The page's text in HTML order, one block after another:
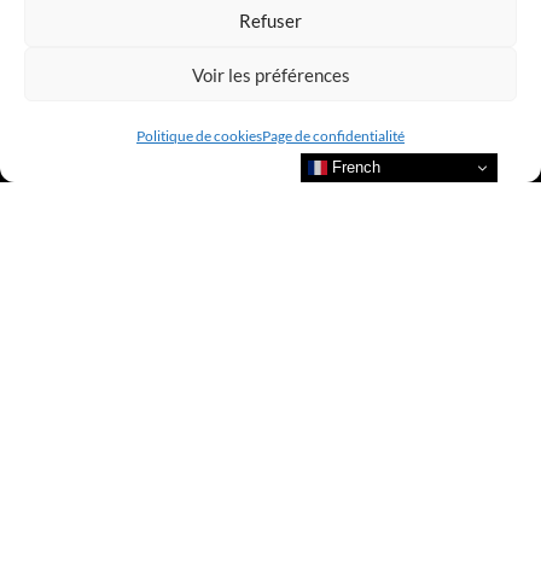
Refuser
Voir les préférences
Politique de cookiesPage de confidentialité
French